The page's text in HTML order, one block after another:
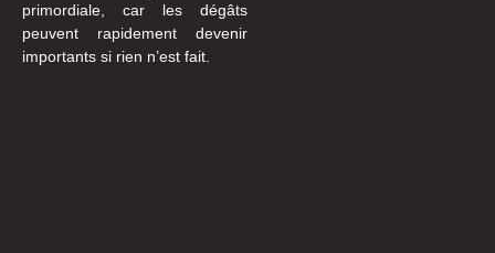
primordiale, car les dégâts
peuvent rapidement devenir
importants si rien n’est fait.